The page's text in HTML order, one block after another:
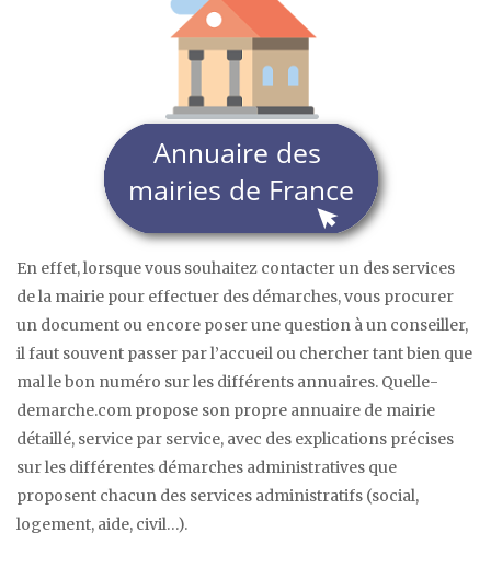
En effet, lorsque vous souhaitez contacter un des services
de la mairie pour effectuer des démarches, vous procurer
un document ou encore poser une question à un conseiller,
il faut souvent passer par l’accueil ou chercher tant bien que
mal le bon numéro sur les différents annuaires. Quelle-
demarche.com propose son propre annuaire de mairie
détaillé, service par service, avec des explications précises
sur les différentes démarches administratives que
proposent chacun des services administratifs (social,
logement, aide, civil…).